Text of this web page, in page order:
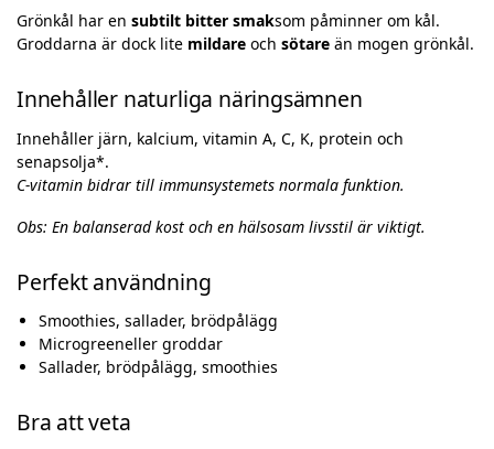
Grönkål har en subtilt bitter smaksom påminner om kål.
Groddarna är dock lite mildare och sötare än mogen grönkål.
Innehåller naturliga näringsämnen
Innehåller järn, kalcium, vitamin A, C, K, protein och
senapsolja*.
C-vitamin bidrar till immunsystemets normala funktion.
Obs: En balanserad kost och en hälsosam livsstil är viktigt.
Perfekt användning
Smoothies, sallader, brödpålägg
Microgreeneller groddar
Sallader, brödpålägg, smoothies
Bra att veta